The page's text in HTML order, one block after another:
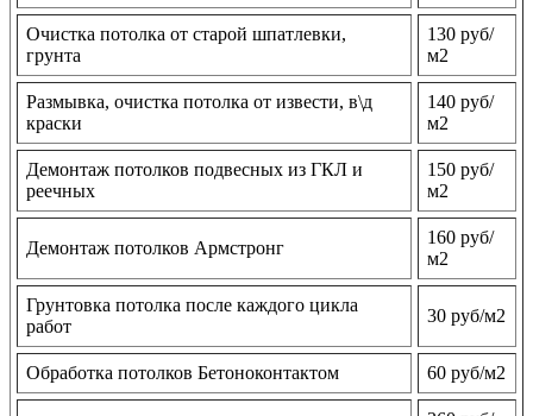
Очистка потолка от старой шпатлевки,
грунта
130 руб/
м2
Размывка, очистка потолка от извести, в\д
краски
140 руб/
м2
Демонтаж потолков подвесных из ГКЛ и
реечных
150 руб/
м2
Демонтаж потолков Армстронг
160 руб/
м2
Грунтовка потолка после каждого цикла
работ
30 руб/м2
Обработка потолков Бетоноконтактом 60 руб/м2